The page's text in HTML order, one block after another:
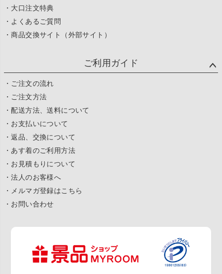
・大口注文特典
・よくあるご質問
・商品交換サイト（外部サイト）
ご利用ガイド
・ご注文の流れ
・ご注文方法
・配送方法、送料について
・お支払いについて
・返品、交換について
・あす着のご利用方法
・お見積もりについて
・法人のお客様へ
・メルマガ登録はこちら
・お問い合わせ